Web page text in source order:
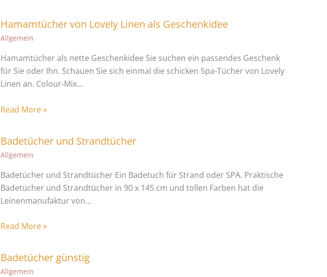
Hamamtücher von Lovely Linen als Geschenkidee
Allgemein
Hamamtücher als nette Geschenkidee Sie suchen ein passendes Geschenk
für Sie oder Ihn. Schauen Sie sich einmal die schicken Spa-Tücher von Lovely
Linen an. Colour-Mix…
Read More »
Badetücher und Strandtücher
Allgemein
Badetücher und Strandtücher Ein Badetuch für Strand oder SPA. Praktische
Badetücher und Strandtücher in 90 x 145 cm und tollen Farben hat die
Leinenmanufaktur von…
Read More »
Badetücher günstig
Allgemein